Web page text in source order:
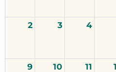
To be
Clinton Ontario
2 3 4
9 10 11